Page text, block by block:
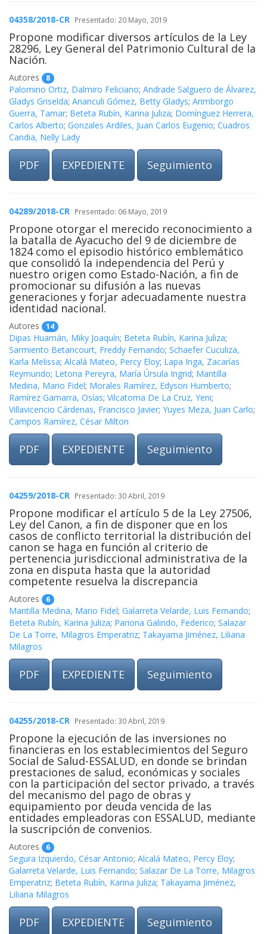
04358/2018-CR Presentado: 20 Mayo, 2019
Propone modificar diversos artículos de la Ley
28296, Ley General del Patrimonio Cultural de la
Nación.
Autores 8
Palomino Ortiz, Dalmiro Feliciano; Andrade Salguero de Álvarez,
Gladys Griselda; Ananculi Gómez, Betty Gladys; Arimborgo
Guerra, Tamar; Beteta Rubín, Karina Juliza; Domínguez Herrera,
Carlos Alberto; Gonzales Ardiles, Juan Carlos Eugenio; Cuadros
Candia, Nelly Lady
PDF EXPEDIENTE Seguimiento
04289/2018-CR Presentado: 06 Mayo, 2019
Propone otorgar el merecido reconocimiento a
la batalla de Ayacucho del 9 de diciembre de
1824 como el episodio histórico emblemático
que consolidó la independencia del Perú y
nuestro origen como Estado-Nación, a fin de
promocionar su difusión a las nuevas
generaciones y forjar adecuadamente nuestra
identidad nacional.
Autores 14
Dipas Huamán, Miky Joaquín; Beteta Rubín, Karina Juliza;
Sarmiento Betancourt, Freddy Fernando; Schaefer Cuculiza,
Karla Melissa; Alcalá Mateo, Percy Eloy; Lapa Inga, Zacarías
Reymundo; Letona Pereyra, María Úrsula Ingrid; Mantilla
Medina, Mario Fidel; Morales Ramírez, Edyson Humberto;
Ramírez Gamarra, Osías; Vilcatoma De La Cruz, Yeni;
Villavicencio Cárdenas, Francisco Javier; Yuyes Meza, Juan Carlo;
Campos Ramírez, César Milton
PDF EXPEDIENTE Seguimiento
04259/2018-CR Presentado: 30 Abril, 2019
Propone modificar el artículo 5 de la Ley 27506,
Ley del Canon, a fin de disponer que en los
casos de conflicto territorial la distribución del
canon se haga en función al criterio de
pertenencia jurisdiccional administrativa de la
zona en disputa hasta que la autoridad
competente resuelva la discrepancia
Autores 6
Mantilla Medina, Mario Fidel; Galarreta Velarde, Luis Fernando;
Beteta Rubín, Karina Juliza; Pariona Galindo, Federico; Salazar
De La Torre, Milagros Emperatriz; Takayama Jiménez, Liliana
Milagros
PDF EXPEDIENTE Seguimiento
04255/2018-CR Presentado: 30 Abril, 2019
Propone la ejecución de las inversiones no
financieras en los establecimientos del Seguro
Social de Salud-ESSALUD, en donde se brindan
prestaciones de salud, económicas y sociales
con la participación del sector privado, a través
del mecanismo del pago de obras y
equipamiento por deuda vencida de las
entidades empleadoras con ESSALUD, mediante
la suscripción de convenios.
Autores 6
Segura Izquierdo, César Antonio; Alcalá Mateo, Percy Eloy;
Galarreta Velarde, Luis Fernando; Salazar De La Torre, Milagros
Emperatriz; Beteta Rubín, Karina Juliza; Takayama Jiménez,
Liliana Milagros
PDF EXPEDIENTE Seguimiento